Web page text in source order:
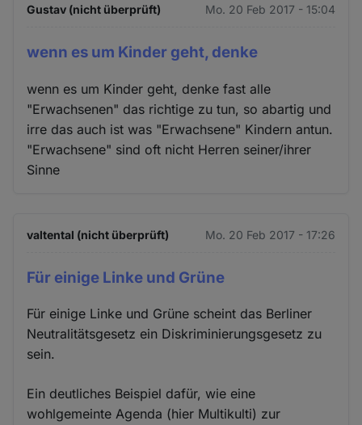
Gustav (nicht überprüft) Mo. 20 Feb 2017 - 15:04
wenn es um Kinder geht, denke
wenn es um Kinder geht, denke fast alle
"Erwachsenen" das richtige zu tun, so abartig und
irre das auch ist was "Erwachsene" Kindern antun.
"Erwachsene" sind oft nicht Herren seiner/ihrer
Sinne
valtental (nicht überprüft) Mo. 20 Feb 2017 - 17:26
Für einige Linke und Grüne
Für einige Linke und Grüne scheint das Berliner
Neutralitätsgesetz ein Diskriminierungsgesetz zu
sein.
Ein deutliches Beispiel dafür, wie eine
wohlgemeinte Agenda (hier Multikulti) zur